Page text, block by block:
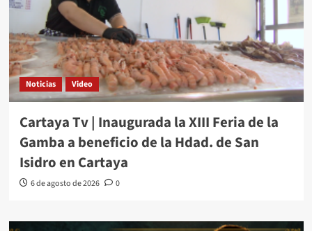
Noticias Video
Cartaya Tv | Inaugurada la XIII Feria de la
Gamba a beneficio de la Hdad. de San
Isidro en Cartaya
6 de agosto de 2026 0